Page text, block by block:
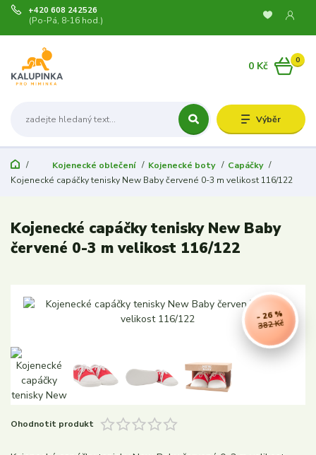
Výběr
+420 608 242526
(Po-Pá, 8-16 hod.)
0
0 Kč
Kojenecké oblečení Kojenecké boty
Capáčky
Kojenecké capáčky tenisky New Baby červené 0-3 m velikost 116/122
Kojenecké capáčky tenisky New Baby
červené 0-3 m velikost 116/122
382 Kč
- 26 %
Ohodnotit produkt